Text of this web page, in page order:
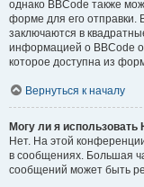
однако BBCode также
форме для его отправки.
заключаются в
информацией о BBCode
которое доступна из
Вернуться к началу
Могу ли я использовать
Нет. На этой
в сообщениях. Большая
сообщений может быть